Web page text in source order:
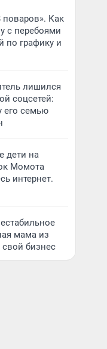
Как
с перебоями
по графику и
лишился
соцсетей:
его семью
дети на
Момота
интернет.
мама из
свой бизнес